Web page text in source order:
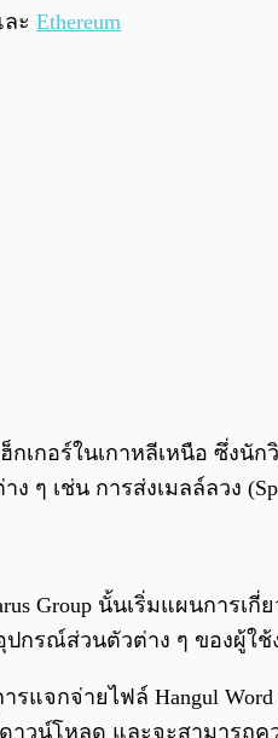
ะ Ethereum
กอร์ในเกาหลีเหนือ ซึ่งนั
ง ๆ เช่น การส่งเมลล์ลวง
Group นั้นเริ่มแผนการ
กรณ์ส่วนตัวต่าง ๆ ของผู้ใช้
แจกจ่ายไฟล์ Hangul
าวน์โหลด และจะสามารถ